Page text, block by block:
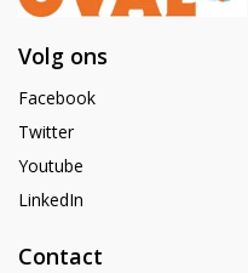
Volg ons
Facebook
Twitter
Youtube
LinkedIn
Contact